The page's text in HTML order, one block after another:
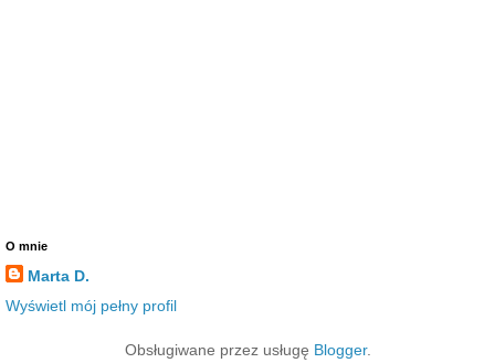
O mnie
Marta D.
Wyświetl mój pełny profil
Obsługiwane przez usługę Blogger.